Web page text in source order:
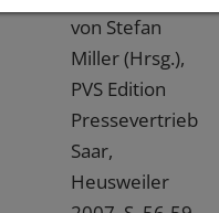
von Stefan
Miller (Hrsg.),
PVS Edition
Pressevertrieb
Saar,
Heusweiler